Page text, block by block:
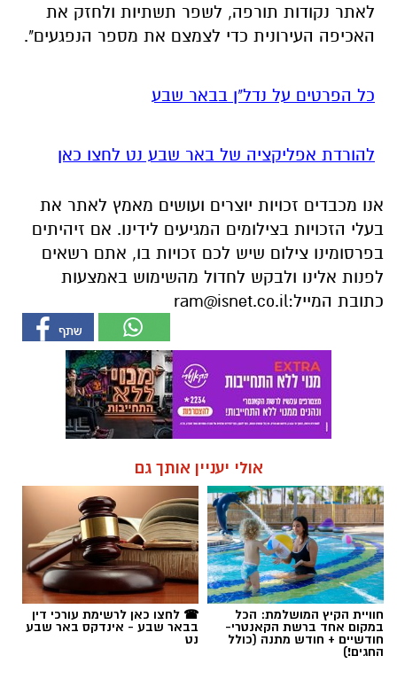
לאתר נקודות תורפה, לשפר תשתיות ולחזק את
האכיפה העירונית כדי לצמצם את מספר הנפגעים".
כל הפרטים על נדל"ן בבאר שבע
להורדת אפליקציה של באר שבע נט לחצו כאן
אנו מכבדים זכויות יוצרים ועושים מאמץ לאתר את
בעלי הזכויות בצילומים המגיעים לידינו. אם זיהיתים
בפרסומינו צילום שיש לכם זכויות בו, אתם רשאים
לפנות אלינו ולבקש לחדול מהשימוש באמצעות
כתובת המייל:ram@isnet.co.il
אולי יעניין אותך גם
חוויית הקיץ המושלמת: הכל
במקום אחד ברשת הקאנטרי-
חודשיים + חודש מתנה (כולל
החגים!)
☎ לחצו כאן לרשימת עורכי דין
בבאר שבע - אינדקס באר שבע
נט